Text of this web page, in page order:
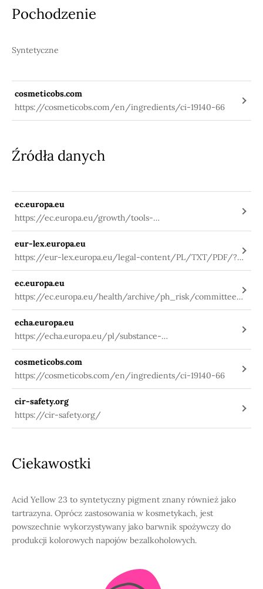
Pochodzenie
Syntetyczne
cosmeticobs.com
https://cosmeticobs.com/en/ingredients/ci-19140-66
Źródła danych
ec.europa.eu
https://ec.europa.eu/growth/tools-
databases/cosing/index.cfm?
fuseaction=search.details_v2&id=32737
eur-lex.europa.eu
https://eur-lex.europa.eu/legal-content/PL/TXT/PDF/?
uri=CELEX:02009R1223-
20191127&qid=1580984703912&from=PL
ec.europa.eu
https://ec.europa.eu/health/archive/ph_risk/committees/
sccp/documents/out260_en.pdf
echa.europa.eu
https://echa.europa.eu/pl/substance-
information/-/substanceinfo/100.016.091
cosmeticobs.com
https://cosmeticobs.com/en/ingredients/ci-19140-66
cir-safety.org
https://cir-safety.org/
Ciekawostki
Acid Yellow 23 to syntetyczny pigment znany również jako
tartrazyna. Oprócz zastosowania w kosmetykach, jest
powszechnie wykorzystywany jako barwnik spożywczy do
produkcji kolorowych napojów bezalkoholowych.